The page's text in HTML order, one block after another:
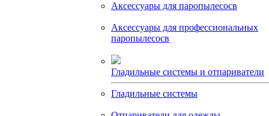
Аксессуары для паропылесосв
Аксессуары для профессиональных
паропылесосв
Гладильные системы и отпариватели
Гладильные системы